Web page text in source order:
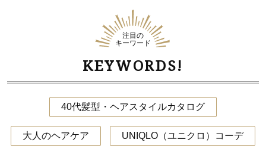
注目の
キーワード
KEYWORDS!
40代髪型・ヘアスタイルカタログ
大人のヘアケア UNIQLO（ユニクロ）コーデ